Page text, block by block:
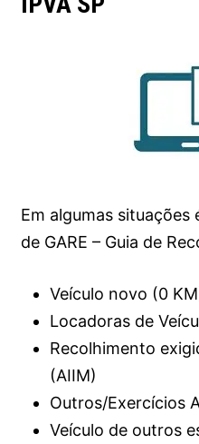
Em algumas situações
de GARE – Guia de
Veículo novo (0
Locadoras de
Recolhimento
(AIIM)
Outros/Exercícios
Veículo de outros